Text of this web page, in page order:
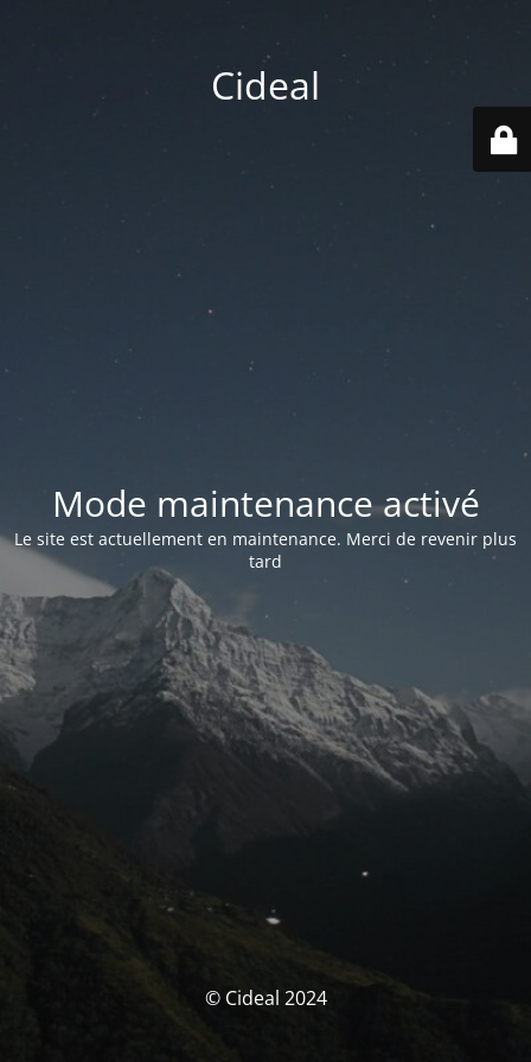
Cideal
Mode maintenance activé
Le site est actuellement en maintenance. Merci de revenir plus
tard
© Cideal 2024